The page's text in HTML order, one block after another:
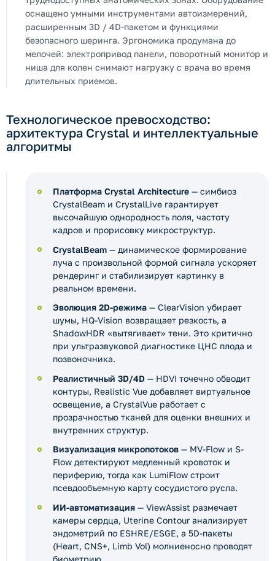
оснащено умными инструментами автоизмерений,
расширенным 3D / 4D-пакетом и функциями
безопасного шеринга. Эргономика продумана до
мелочей: электропривод панели, поворотный монитор и
ниша для колен снимают нагрузку с врача во время
длительных приемов.
Технологическое превосходство:
архитектура Crystal и интеллектуальные
алгоритмы
Платформа Crystal Architecture — симбиоз
CrystalBeam и CrystalLive гарантирует
высочайшую однородность поля, частоту
кадров и прорисовку микроструктур.
CrystalBeam — динамическое формирование
луча с произвольной формой сигнала ускоряет
рендеринг и стабилизирует картинку в
реальном времени.
Эволюция 2D-режима — ClearVision убирает
шумы, HQ-Vision возвращает резкость, а
ShadowHDR «вытягивает» тени. Это критично
при ультразвуковой диагностике ЦНС плода и
позвоночника.
Реалистичный 3D/4D — HDVI точечно обводит
контуры, Realistic Vue добавляет виртуальное
освещение, а CrystalVue работает с
прозрачностью тканей для оценки внешних и
внутренних структур.
Визуализация микропотоков — MV-Flow и S-
Flow детектируют медленный кровоток и
периферию, тогда как LumiFlow строит
псевдообъемную карту сосудистого русла.
ИИ-автоматизация — ViewAssist размечает
камеры сердца, Uterine Contour анализирует
эндометрий по ESHRE/ESGE, а 5D-пакеты
(Heart, CNS+, Limb Vol) молниеносно проводят
биометрию.